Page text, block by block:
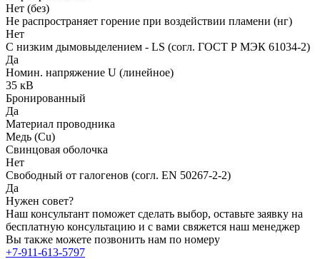
Нет (без)
Не распространяет горение при воздействии пламени (нг)
Нет
С низким дымовыделением - LS (согл. ГОСТ Р МЭК 61034-2)
Да
Номин. напряжение U (линейное)
35 кВ
Бронированный
Да
Материал проводника
Медь (Cu)
Свинцовая оболочка
Нет
Свободный от галогенов (согл. EN 50267-2-2)
Да
Нужен совет?
Наш консультант поможет сделать выбор, оставьте заявку на
бесплатную консультацию и с вами свяжется наш менеджер
Вы также можете позвонить нам по номеру
+7-911-613-5797